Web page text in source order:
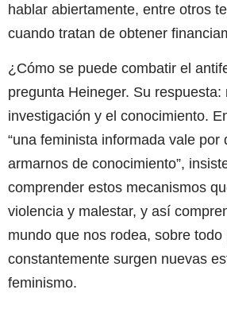
hablar abiertamente, entre otros
cuando tratan de obtener
¿Cómo se puede combatir el
pregunta Heineger. Su respuesta:
investigación y el conocimiento.
“una feminista informada vale por
armarnos de conocimiento”,
comprender estos mecanismos
violencia y malestar, y así
mundo que nos rodea, sobre todo
constantemente surgen nuevas
feminismo.